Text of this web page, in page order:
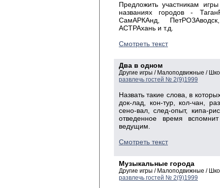
Предложить участникам
названиях городов -
СамАРКАнд,
АСТРАхань и т.д.
Смотреть текст
Два в одном
Другие игры / Малоподвижные /
развлечь гостей № 2(9)1999
Назвать такие слова, в
док-лад, кон-тур, кол-чан,
сено-вал, след-опыт, кипа-
отведенное время
ведущим.
Смотреть текст
Музыкальные города
Другие игры / Малоподвижные /
развлечь гостей № 2(9)1999